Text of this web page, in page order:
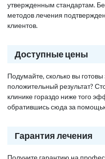
утвержденным стандартам.
методов лечения
клиентов.
Доступные цены
Подумайте, сколько вы
положительный результат?
клинике гораздо ниже того
обратившись сюда за
Гарантия лечения
Получите гарантию на